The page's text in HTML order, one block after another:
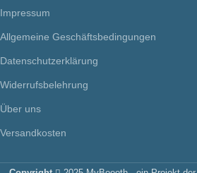
Impressum
Allgemeine Geschäftsbedingungen
Datenschutzerklärung
Widerrufsbelehrung
Über uns
Versandkosten